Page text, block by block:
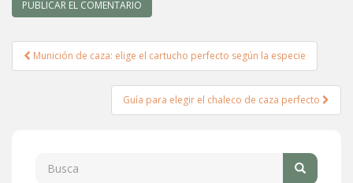
Navegación
de
Munición de caza: elige el cartucho perfecto según la especie
Guía para elegir el chaleco de caza perfecto
Buscar: